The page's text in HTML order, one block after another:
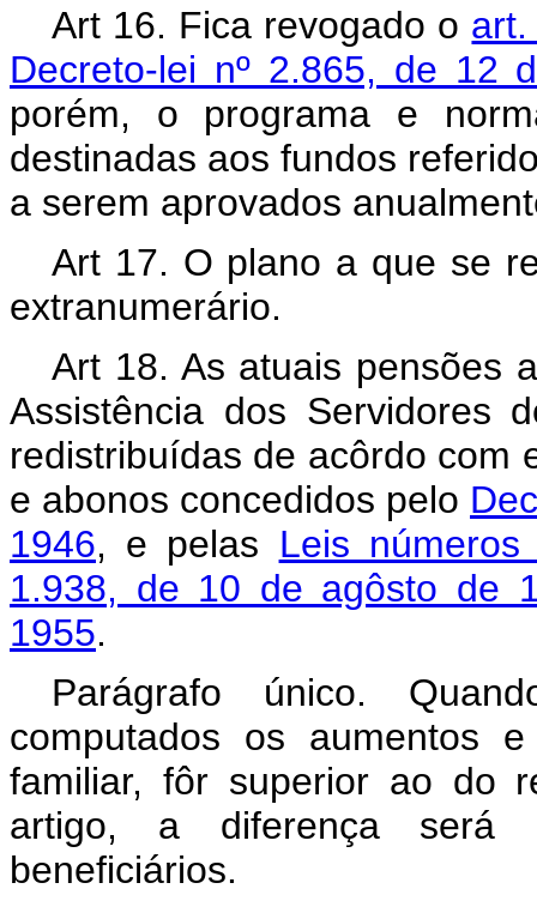
Art 16. Fica revogado o
Decreto-lei nº 2.865, de 12
porém, o programa e
destinadas aos fundos
a serem aprovados
Art 17. O plano a que se
extranumerário.
Art 18. As atuais pensões
Assistência dos
redistribuídas de acôrdo com
e abonos concedidos pelo
1946, e pelas Leis
1.938, de 10 de agôsto de
1955.
Parágrafo único.
computados os aumentos
familiar, fôr superior ao do
artigo, a diferença será
beneficiários.